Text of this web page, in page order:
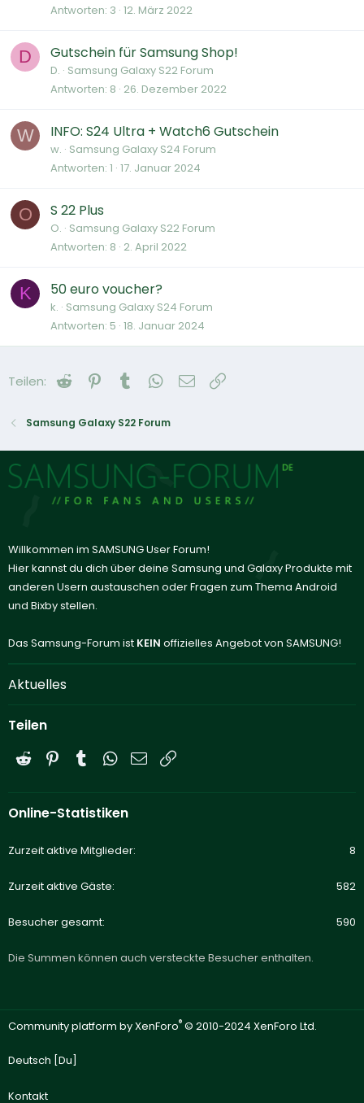
Antworten 3 12. März 2022
D Gutschein für Samsung Shop!
D. Samsung Galaxy S22 Forum
Antworten 8 26. Dezember 2022
W INFO: S24 Ultra + Watch6 Gutschein
w. Samsung Galaxy S24 Forum
Antworten 1 17. Januar 2024
O S 22 Plus
O. Samsung Galaxy S22 Forum
Antworten 8 2. April 2022
K 50 euro voucher?
k. Samsung Galaxy S24 Forum
Antworten 5 18. Januar 2024
Teilen: Reddit Pinterest
Tumblr WhatsApp
E-Mail
Samsung Galaxy S22 Forum
Willkommen im SAMSUNG User Forum!
Hier kannst du dich über deine Samsung und Galaxy Produkte mit
anderen Usern austauschen oder Fragen zum Thema Android
und Bixby stellen.
Das Samsung-Forum ist KEIN offizielles Angebot von SAMSUNG!
Aktuelles
Teilen
Reddit PinterestTumblrWhatsApp
E-Mail
Online-Statistiken
Zurzeit aktive Mitglieder 8
Zurzeit aktive Gäste 582
Besucher gesamt 590
Die Summen können auch versteckte Besucher enthalten.
Community platform by XenForo® © 2010-2024 XenForo Ltd.
Deutsch [Du]
Kontakt